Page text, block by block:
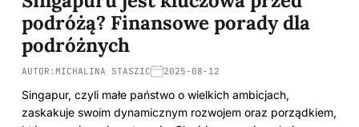
podróżą? Finansowe porady dla
podróżnych
AUTOR: MICHALINA STASZIC 2025-08-12
Singapur, czyli małe państwo o wielkich ambicjach,
zaskakuje swoim dynamicznym rozwojem oraz porządkiem,